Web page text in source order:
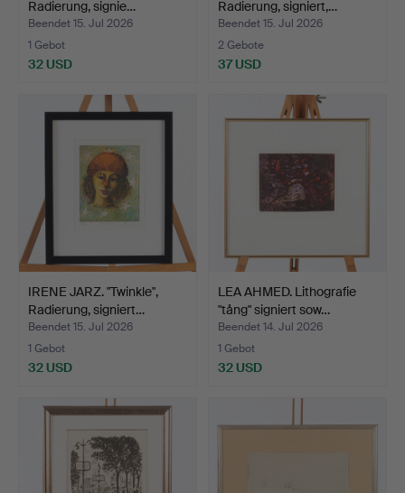
Radierung, signie…
Beendet 15. Jul 2026
1 Gebot
32 USD
Radierung, signiert,…
Beendet 15. Jul 2026
2 Gebote
37 USD
IRENE JARZ. "Twinkle",
Radierung, signiert…
Beendet 15. Jul 2026
1 Gebot
32 USD
LEA AHMED. Lithografie
"tång" signiert sow…
Beendet 14. Jul 2026
1 Gebot
32 USD